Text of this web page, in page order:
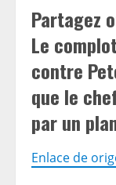
Partagez
Le
contre
que le
par un
Enlace de